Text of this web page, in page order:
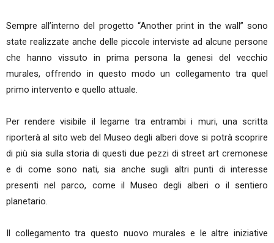
Sempre all’interno del progetto “Another print in the wall” sono
state realizzate anche delle piccole interviste ad alcune persone
che hanno vissuto in prima persona la genesi del vecchio
murales, offrendo in questo modo un collegamento tra quel
primo intervento e quello attuale.
Per rendere visibile il legame tra entrambi i muri, una scritta
riporterà al sito web del Museo degli alberi dove si potrà scoprire
di più sia sulla storia di questi due pezzi di street art cremonese
e di come sono nati, sia anche sugli altri punti di interesse
presenti nel parco, come il Museo degli alberi o il sentiero
planetario.
Il collegamento tra questo nuovo murales e le altre iniziative